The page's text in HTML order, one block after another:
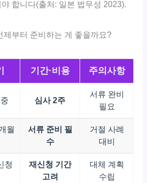
합니다(출처: 일본 법무성 2023).
제부터 준비하는 게 좋을까요?
기간·비용 주의사항
심사 2주
서류 완비
필요
월
서류 준비 필
수
거절 사례
대비
청
재신청 기간
고려
대체 계획
수립